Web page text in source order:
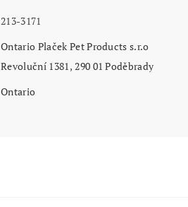
213-3171
Ontario Plaček Pet Products s.r.o
Revoluční 1381, 290 01 Poděbrady
Ontario